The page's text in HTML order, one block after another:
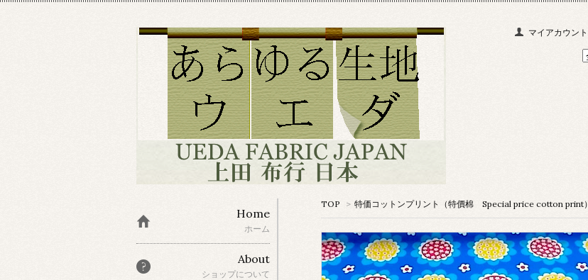
マイアカウント
TOP > 特価コットンプリント（特價棉 Special price cotton print）
Home
ホーム
About
ショップについて